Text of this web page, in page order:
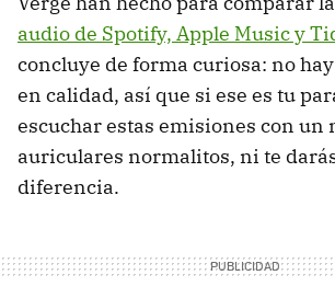
audio de Spotify, Apple Music y
concluye de forma curiosa: no
en calidad, así que si ese es tu
escuchar estas emisiones con un
auriculares normalitos, ni te
diferencia.